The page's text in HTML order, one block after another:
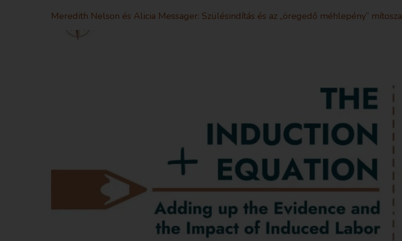
Meredith Nelson és Alicia Messager: Szülésindítás és az „öregedő méhlepény” mítosza